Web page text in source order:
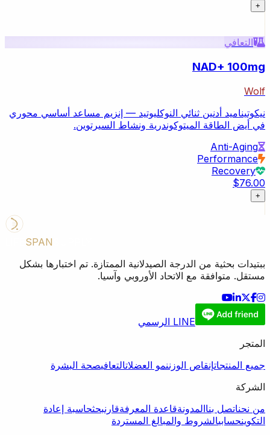
+
التعافي
NAD+ 100mg
Wolf
نيكوتيناميد أدنين ثنائي النوكليوتيد — إنزيم مساعد أساسي محوري
في أيض الطاقة الميتوكوندرية ونشاط السيرتوين.
Anti-Aging
Performance
Recovery
$76.00
+
SPAN
ببتيدات بحثية من الدرجة الصيدلانية الممتازة. تم اختبارها بشكل
مستقل. متوافقة مع الاتحاد الأوروبي وآسيا.
LINE الرسمي
المتجر
جميع المنتجاتإنقاص الوزننمو العضلاتالتعافيصحة البشرة
الشركة
من نحناتصل بناالمدونةقاعدة المعرفةقارنبحثحاسبة إعادة
التكوينحسابيالشروط والمبالغ المستردة